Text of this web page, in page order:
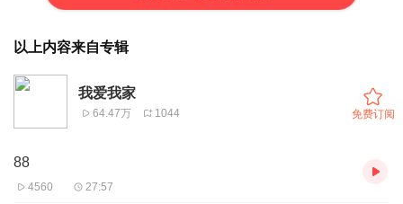
以上内容来自专辑
我爱我家
64.47万 1044 免费订阅
88
4560 27:57